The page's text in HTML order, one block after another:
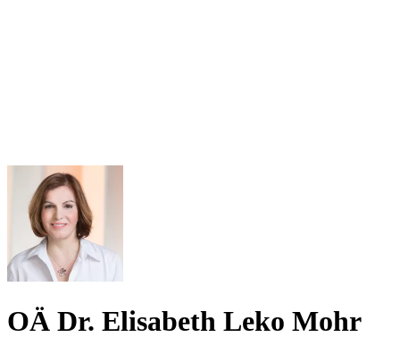
OÄ Dr. Elisabeth Leko Mohr